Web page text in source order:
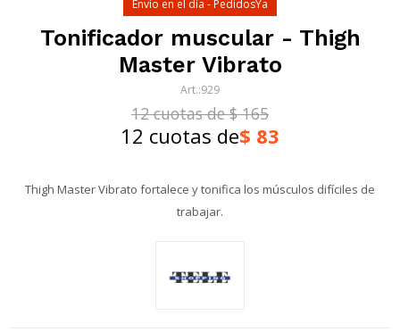
Envío en el día - PedidosYa
Tonificador muscular - Thigh
Master Vibrato
929
12 cuotas de $ 165
12 cuotas de$ 83
Thigh Master Vibrato fortalece y tonifica los músculos difíciles de
trabajar.